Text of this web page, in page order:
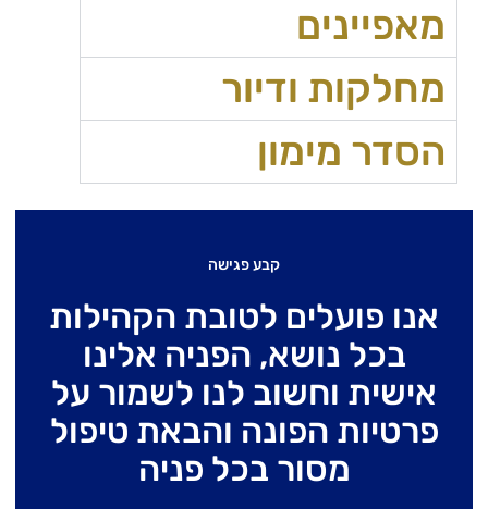
מאפיינים
מחלקות ודיור
הסדר מימון
קבע פגישה
אנו פועלים לטובת הקהילות
בכל נושא, הפניה אלינו
אישית וחשוב לנו לשמור על
פרטיות הפונה והבאת טיפול
מסור בכל פניה